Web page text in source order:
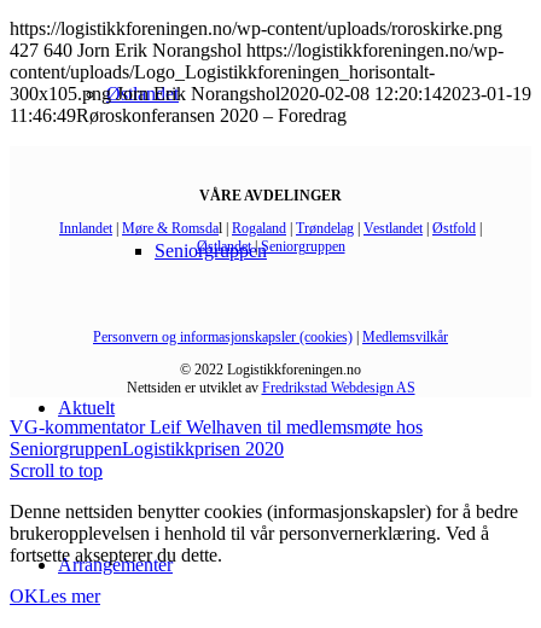
Østlandet
Seniorgruppen
Aktuelt
Arrangementer
https://logistikkforeningen.no/wp-content/uploads/roroskirke.png
427 640 Jorn Erik Norangshol https://logistikkforeningen.no/wp-
content/uploads/Logo_Logistikkforeningen_horisontalt-
300x105.png Jorn Erik Norangshol2020-02-08 12:20:142023-01-19
11:46:49Røroskonferansen 2020 – Foredrag
VÅRE AVDELINGER
Innlandet| Møre & Romsdal | Rogaland Trøndelag Vestlandet| Østfold
Østlandet|Seniorgruppen
Personvern og informasjonskapsler (cookies) Medlemsvilkår
© 2022 Logistikkforeningen.no
Nettsiden er utviklet av Fredrikstad Webdesign AS
VG-kommentator Leif Welhaven til medlemsmøte hos
SeniorgruppenLogistikkprisen 2020
Scroll to top
Denne nettsiden benytter cookies (informasjonskapsler) for å bedre
brukeropplevelsen i henhold til vår personvernerklæring. Ved å
fortsette aksepterer du dette.
OKLes mer